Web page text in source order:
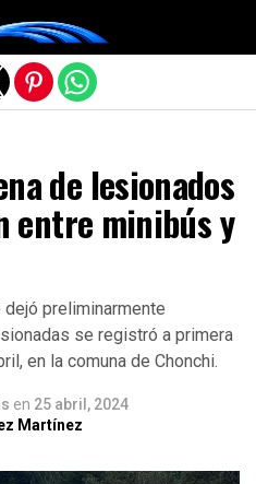
de lesionados
entre minibús y
preliminarmente
se registró a primera
en la comuna de Chonchi.
en 25 abril, 2024
Martínez
móvil